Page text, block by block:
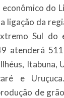
do
ligação da
Sul do
atenderá
Itabuna,
e
de